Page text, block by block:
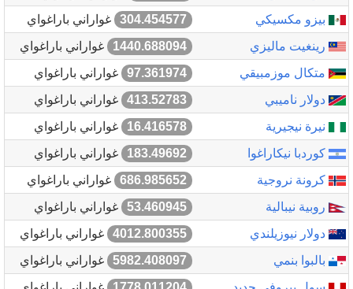
بيزو مكسيكي
304.454577
غواراني باراغواي
رينغيت ماليزي
1440.688094
غواراني باراغواي
متكال موزمبيقي
97.361974
غواراني باراغواي
دولار ناميبي
413.52783
غواراني باراغواي
نيرة نيجيرية
16.416578
غواراني باراغواي
كوردبا نيكاراغوا
183.49692
غواراني باراغواي
كرونة نروجية
686.985652
غواراني باراغواي
روبية نيبالية
53.460945
غواراني باراغواي
دولار نيوزيلندي
4012.800355
غواراني باراغواي
بالبوا بنمي
5982.408097
غواراني باراغواي